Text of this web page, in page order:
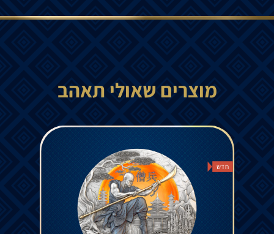
מוצרים שאולי תאהב
חדש